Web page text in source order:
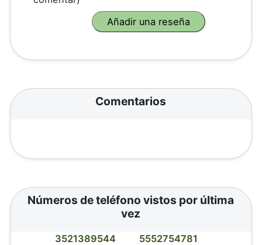
Comentarios
Números de teléfono vistos por última
vez
3521389544
5552754781